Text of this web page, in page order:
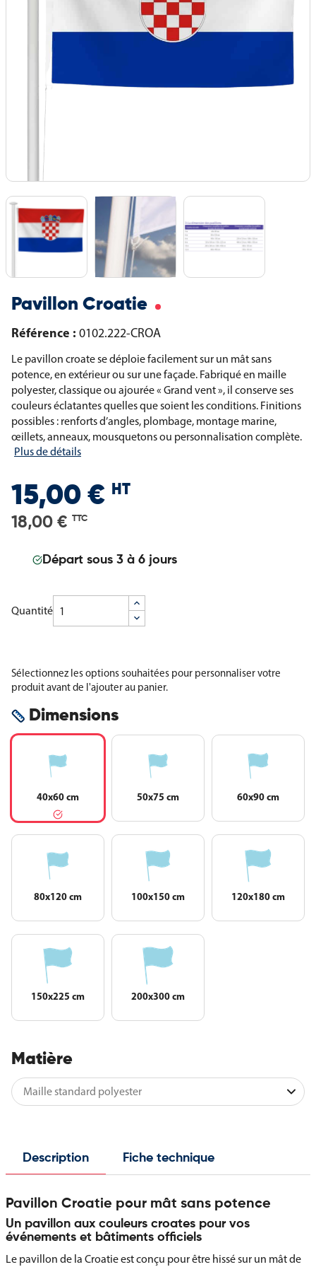
Pavillon Croatie
Référence : 0102.222-CROA
Le pavillon croate se déploie facilement sur un mât sans
potence, en extérieur ou sur une façade. Fabriqué en maille
polyester, classique ou ajourée « Grand vent », il conserve ses
couleurs éclatantes quelles que soient les conditions. Finitions
possibles : renforts d’angles, plombage, montage marine,
œillets, anneaux, mousquetons ou personnalisation complète.
Plus de détails
15,00 € HT
18,00 € TTC
Départ sous 3 à 6 jours
Quantité
Sélectionnez les options souhaitées pour personnaliser votre
produit avant de l'ajouter au panier.
Dimensions
40x60 cm 50x75 cm 60x90 cm
80x120 cm 100x150 cm 120x180 cm
150x225 cm 200x300 cm
Matière
Description Fiche technique
Pavillon Croatie pour mât sans potence
Un pavillon aux couleurs croates pour vos
événements et bâtiments officiels
Le pavillon de la Croatie est conçu pour être hissé sur un mât de